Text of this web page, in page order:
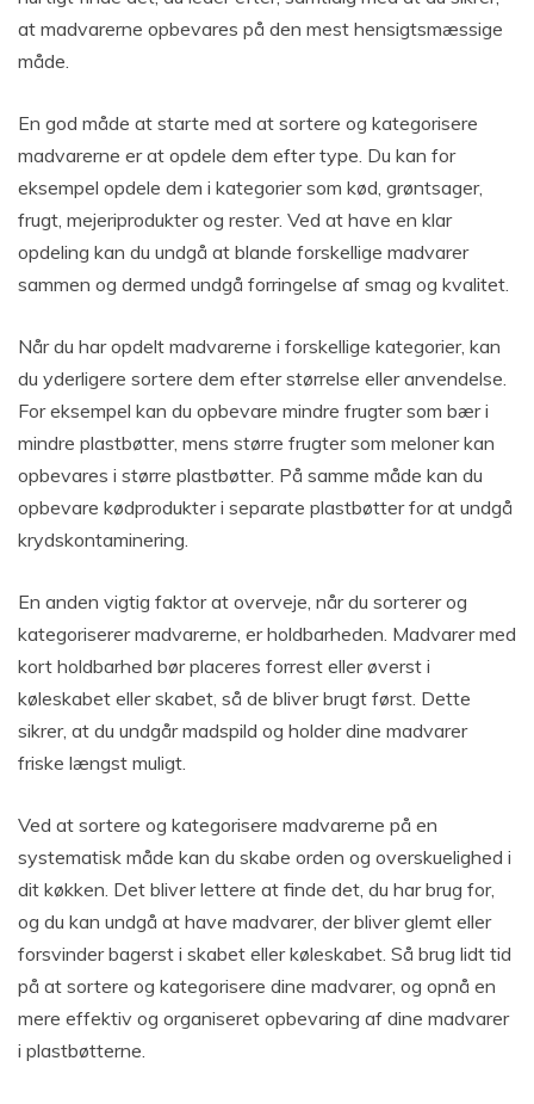
at madvarerne opbevares på den mest hensigtsmæssige
måde.
En god måde at starte med at sortere og kategorisere
madvarerne er at opdele dem efter type. Du kan for
eksempel opdele dem i kategorier som kød, grøntsager,
frugt, mejeriprodukter og rester. Ved at have en klar
opdeling kan du undgå at blande forskellige madvarer
sammen og dermed undgå forringelse af smag og kvalitet.
Når du har opdelt madvarerne i forskellige kategorier, kan
du yderligere sortere dem efter størrelse eller anvendelse.
For eksempel kan du opbevare mindre frugter som bær i
mindre plastbøtter, mens større frugter som meloner kan
opbevares i større plastbøtter. På samme måde kan du
opbevare kødprodukter i separate plastbøtter for at undgå
krydskontaminering.
En anden vigtig faktor at overveje, når du sorterer og
kategoriserer madvarerne, er holdbarheden. Madvarer med
kort holdbarhed bør placeres forrest eller øverst i
køleskabet eller skabet, så de bliver brugt først. Dette
sikrer, at du undgår madspild og holder dine madvarer
friske længst muligt.
Ved at sortere og kategorisere madvarerne på en
systematisk måde kan du skabe orden og overskuelighed i
dit køkken. Det bliver lettere at finde det, du har brug for,
og du kan undgå at have madvarer, der bliver glemt eller
forsvinder bagerst i skabet eller køleskabet. Så brug lidt tid
på at sortere og kategorisere dine madvarer, og opnå en
mere effektiv og organiseret opbevaring af dine madvarer
i plastbøtterne.